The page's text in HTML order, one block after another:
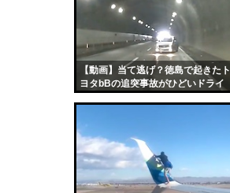
【動画】当て逃げ？徳島で起きたト
ヨタbBの追突事故がひどいドライ